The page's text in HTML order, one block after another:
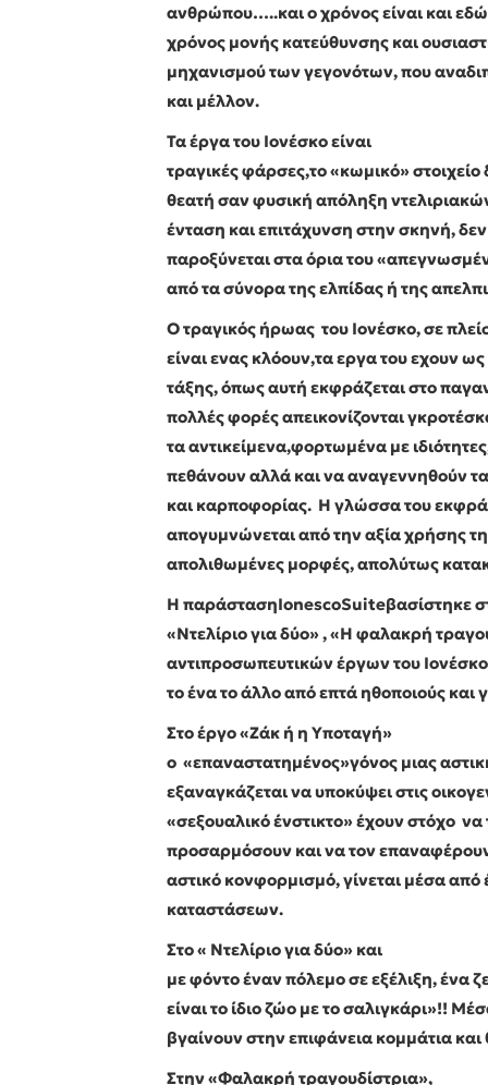
ανθρώπου…..και ο χρόνος είναι και
χρόνος μονής κατεύθυνσης και
μηχανισμού των γεγονότων, που
και μέλλον.
Τα έργα του Ιονέσκο είναι
τραγικές φάρσες,το «κωμικό»
θεατή σαν φυσική απόληξη
ένταση και επιτάχυνση στην σκηνή,
παροξύνεται στα όρια του
από τα σύνορα της ελπίδας ή της
Ο τραγικός ήρωας του Ιονέσκο, σε
είναι ενας κλόουν,τα εργα του εχουν
τάξης, όπως αυτή εκφράζεται στο
πολλές φορές απεικονίζονται
τα αντικείμενα,φορτωμένα με
πεθάνουν αλλά και να αναγεννηθούν
και καρποφορίας. Η γλώσσα του
απογυμνώνεται από την αξία χρήσης
απολιθωμένες μορφές, απολύτως
Η παράστασηIonescoSuiteβασίστηκε
«Ντελίριο για δύο» , «Η φαλακρή
αντιπροσωπευτικών έργων του
το ένα το άλλο από επτά ηθοποιούς
Στο έργο «Ζάκ ή η Υποταγή»
ο «επαναστατημένος»γόνος μιας
εξαναγκάζεται να υποκύψει στις
«σεξουαλικό ένστικτο» έχουν στόχο να
προσαρμόσουν και να τον
αστικό κονφορμισμό, γίνεται μέσα
καταστάσεων.
Στο « Ντελίριο για δύο» και
με φόντο έναν πόλεμο σε εξέλιξη, ένα
είναι το ίδιο ζώο με το σαλιγκάρι»!!
βγαίνουν στην επιφάνεια κομμάτια
Στην «Φαλακρή τραγουδίστρια»,